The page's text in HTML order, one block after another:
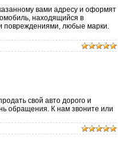
вами адресу и оформят
находящийся в
повреждениями, любые марки.
свой авто дорого и
обращения. К нам звоните или